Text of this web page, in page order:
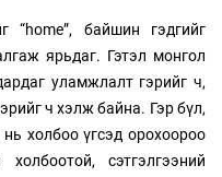
“home”, байшин гэдгийг
ярьдаг. Гэтэл монгол
уламжлалт гэрийг ч,
ч хэлж байна. Гэр бүл,
холбоо үгсэд орохоороо
сэтгэлгээний